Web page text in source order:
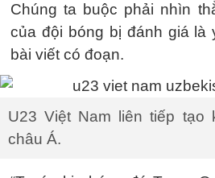
Chúng ta buộc phải nhìn
của đội bóng bị đánh giá là
bài viết có đoạn.
U23 Việt Nam liên tiếp tạo
châu Á.